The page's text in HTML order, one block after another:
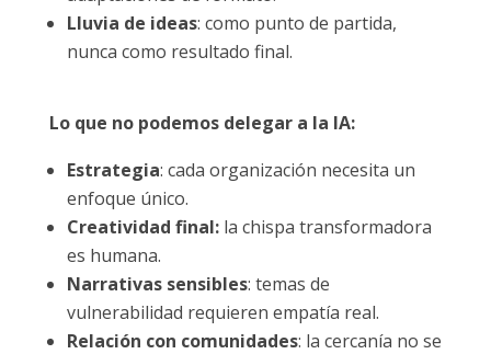
Lluvia de ideas: como punto de partida,
nunca como resultado final.
Lo que no podemos delegar a la IA:
Estrategia: cada organización necesita un
enfoque único.
Creatividad final:la chispa transformadora
es humana.
Narrativas sensibles: temas de
vulnerabilidad requieren empatía real.
Relación con comunidades: la cercanía no se